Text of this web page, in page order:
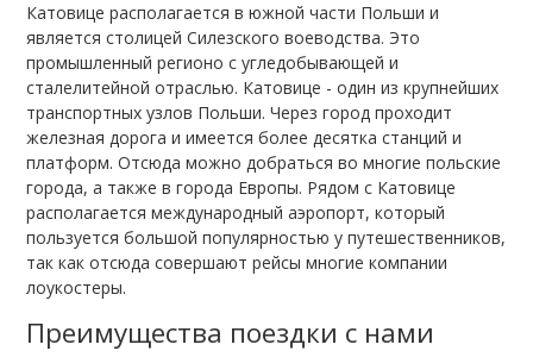
Катовице располагается в южной части Польши и
является столицей Силезского воеводства. Это
промышленный регионо с угледобывающей и
сталелитейной отраслью. Катовице - один из крупнейших
транспортных узлов Польши. Через город проходит
железная дорога и имеется более десятка станций и
платформ. Отсюда можно добраться во многие польские
города, а также в города Европы. Рядом с Катовице
располагается международный аэропорт, который
пользуется большой популярностью у путешественников,
так как отсюда совершают рейсы многие компании
лоукостеры.
Преимущества поездки с нами